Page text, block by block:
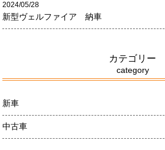
2024/05/28
新型ヴェルファイア 納車
カテゴリー
category
新車
中古車